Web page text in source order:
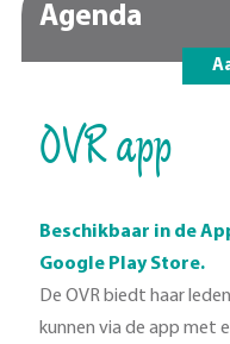
Agenda
OVR app
Beschikbaar in de
Google Play Store.
De OVR biedt haar
kunnen via de app met